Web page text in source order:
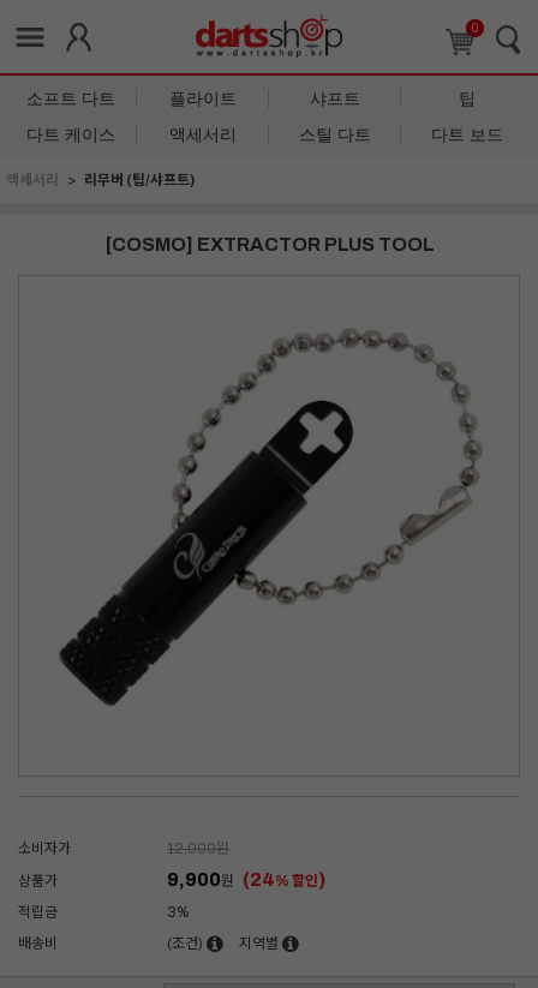
0
소프트 다트 플라이트 샤프트
팁
다트 케이스
액세서리 스틸 다트 다트 보드
액세서리 리무버 (팁/샤프트)
[COSMO] EXTRACTOR PLUS TOOL
소비자가 12,900원
상품가
9,900원 (24% 할인)
적립금
3%
배송비
(조건) 지역별